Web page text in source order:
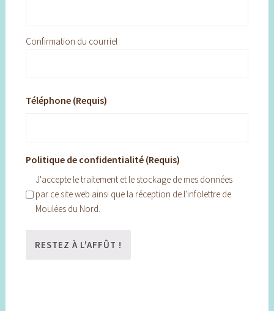
Confirmation du courriel
Téléphone (Requis)
Politique de confidentialité (Requis)
J'accepte le traitement et le stockage de mes données
par ce site web ainsi que la réception de l'infolettre de
Moulées du Nord.